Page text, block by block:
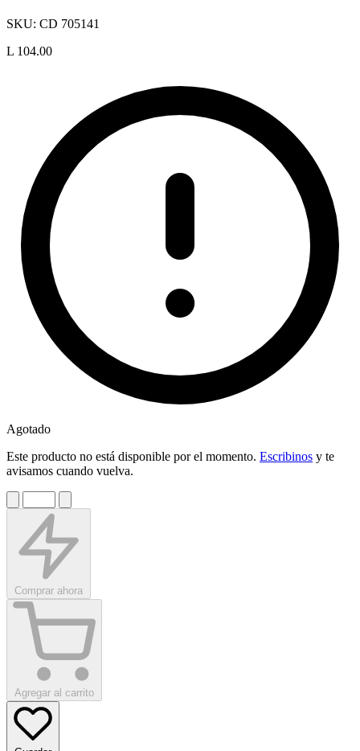
SKU: CD 705141
L 104.00
Agotado
Este producto no está disponible por el momento. Escribinos y te
avisamos cuando vuelva.
Comprar ahora
Agregar al carrito